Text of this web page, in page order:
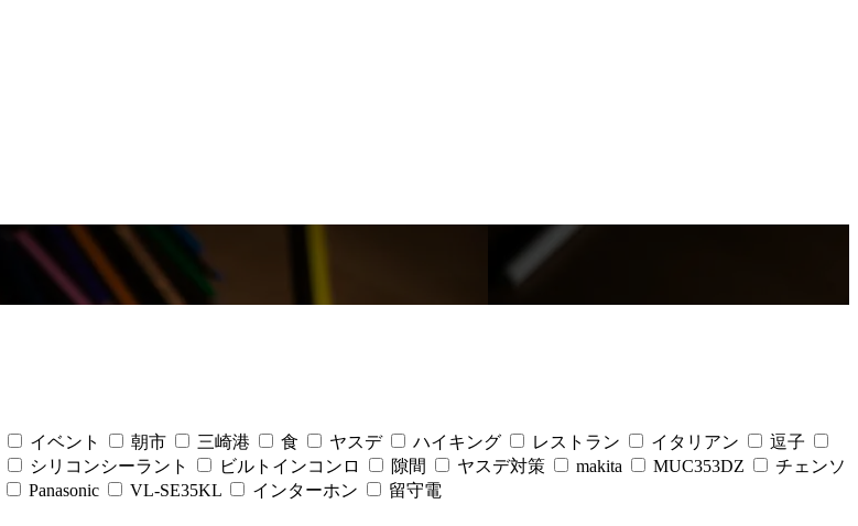
イベント 朝市 三崎港 食 ヤスデ ハイキング レストラン イタリアン
逗子
シリコンシーラント ビルトインコンロ 隙間 ヤスデ対策 makita MUC353DZ
チェンソ
Panasonic VL-SE35KL インターホン
留守電